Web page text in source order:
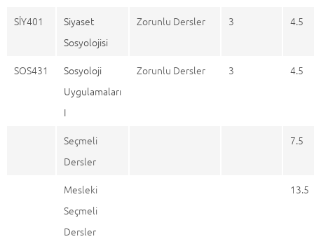
SİY401
Siyaset
Sosyolojisi
Zorunlu Dersler 3 4.5
SOS431
Sosyoloji
Uygulamaları
I
Zorunlu Dersler 3 4.5
Seçmeli
Dersler
7.5
Mesleki
Seçmeli
Dersler
13.5